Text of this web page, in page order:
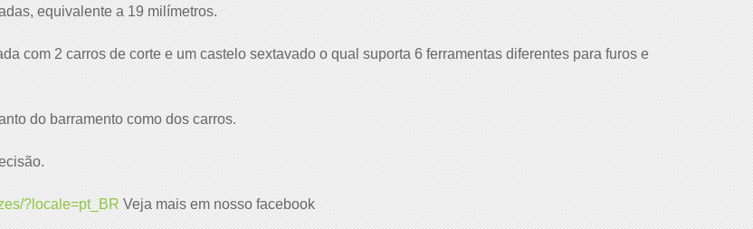
equivalente a 19 milímetros.
com 2 carros de corte e um castelo sextavado o qual suporta 6 ferramentas diferentes para furos e
do barramento como dos carros.
?locale=pt_BR Veja mais em nosso facebook